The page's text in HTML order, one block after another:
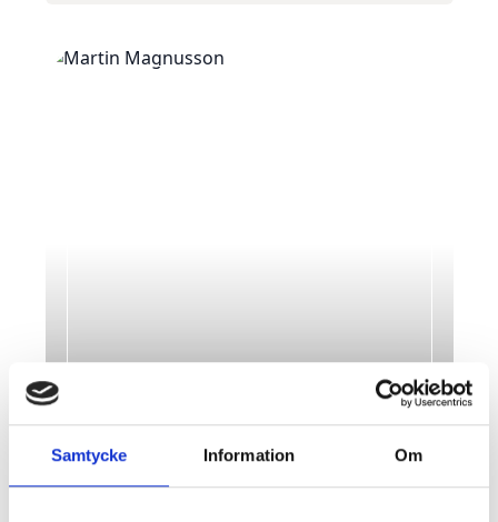
Samtycke Information Om